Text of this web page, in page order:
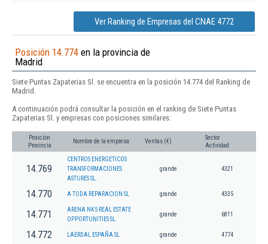
Ver Ranking de Empresas del CNAE 4772
Posición 14.774 en la provincia de
Madrid
Siete Puntas Zapaterias Sl. se encuentra en la posición 14.774 del Ranking de
Madrid.
A continuación podrá consultar la posición en el ranking de Siete Puntas
Zapaterias Sl. y empresas con posiciones similares:
Posición
Provincia
Nombre de la empresa Ventas (€)
Sector
Actividad
14.769
CENTROS ENERGETICOS
TRANSFORMACIONES
ASTURES SL.
grande 4321
14.770 A TODA REPARACION SL grande 4335
14.771
ARENA NK5 REAL ESTATE
OPPORTUNITIES SL.
grande 6811
14.772 LAERDAL ESPAÑA SL grande 4774